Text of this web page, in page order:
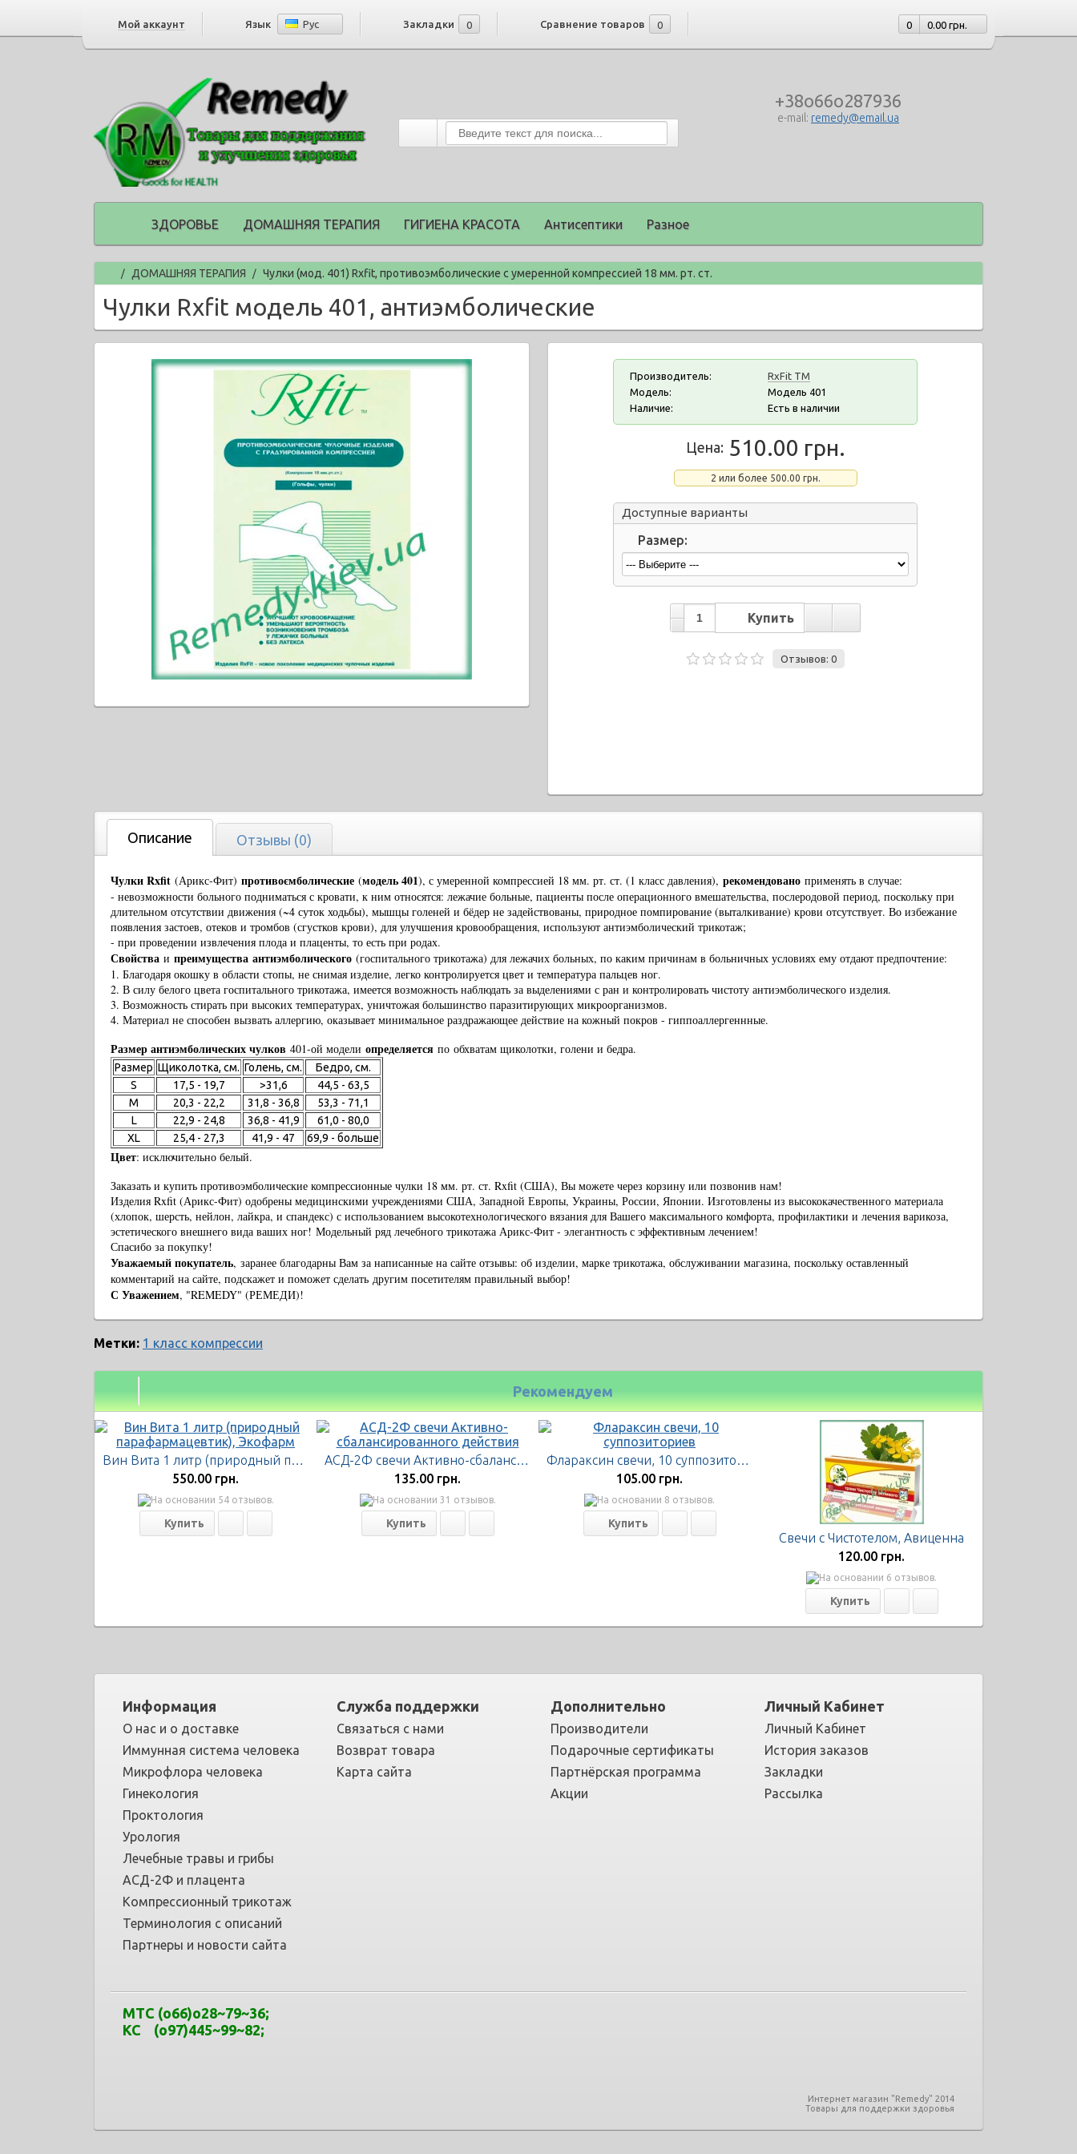
Мой аккаунт Язык Рус Закладки 0 Сравнение товаров 0 0 0.00 грн.
+38o66o287936
e-mail: remedy@email.ua
ЗДОРОВЬЕ ДОМАШНЯЯ ТЕРАПИЯ ГИГИЕНА КРАСОТА Антисептики Разное
Главная
/ ДОМАШНЯЯ ТЕРАПИЯ / Чулки (мод. 401) Rxfit, противоэмболические с умеренной компрессией 18 мм. рт. ст.
Чулки Rxfit модель 401, антиэмболические
Производитель:
RxFit ТМ
Модель:
Модель 401
Наличие:
Есть в наличии
Цена: 510.00 грн.
2 или более 500.00 грн.
Доступные варианты
Размер:
Отзывов: 0
Описание Отзывы (0)
Чулки Rxfit (Арикс-Фит) противоємболические (модель 401), с умеренной компрессией 18 мм. рт. ст. (1 класс давления), рекомендовано применять в случае:
- невозможности больного подниматься с кровати, к ним относятся: лежачие больные, пациенты после операционного вмешательства, послеродовой период, поскольку при
длительном отсутствии движения (~4 суток ходьбы), мышцы голеней и бёдер не задействованы, природное помпирование (выталкивание) крови отсутствует. Во избежание
появления застоев, отеков и тромбов (сгустков крови), для улучшения кровообращения, используют антиэмболический трикотаж;
- при проведении извлечения плода и плаценты, то есть при родах.
Свойства и преимущества антиэмболического (госпитального трикотажа) для лежачих больных, по каким причинам в больничных условиях ему отдают предпочтение:
1. Благодаря окошку в области стопы, не снимая изделие, легко контролируется цвет и температура пальцев ног.
2. В силу белого цвета госпитального трикотажа, имеется возможность наблюдать за выделениями с ран и контролировать чистоту антиэмболического изделия.
3. Возможность стирать при высоких температурах, уничтожая большинство паразитирующих микроорганизмов.
4. Материал не способен вызвать аллергию, оказывает минимальное раздражающее действие на кожный покров - гиппоаллергеннные.
Размер антиэмболических чулков 401-ой модели определяется по обхватам щиколотки, голени и бедра.
Размер Щиколотка, см. Голень, см.
Бедро, см.
S
17,5 - 19,7 >31,6
44,5 - 63,5
M
20,3 - 22,2 31,8 - 36,8
53,3 - 71,1
L
22,9 - 24,8 36,8 - 41,9
61,0 - 80,0
XL
25,4 - 27,3 41,9 - 47 69,9 - больше
Цвет: исключительно белый.
Заказать и купить противоэмболические компрессионные чулки 18 мм. рт. ст. Rxfit (США), Вы можете через корзину или позвонив нам!
Изделия Rxfit (Арикс-Фит) одобрены медицинскими учреждениями США, Западной Европы, Украины, России, Японии. Изготовлены из высококачественного материала
(хлопок, шерсть, нейлон, лайкра, и спандекс) с использованием высокотехнологического вязания для Вашего максимального комфорта, профилактики и лечения варикоза,
эстетического внешнего вида ваших ног! Модельный ряд лечебного трикотажа Арикс-Фит - элегантность с эффективным лечением!
Спасибо за покупку!
Уважаемый покупатель, заранее благодарны Вам за написанные на сайте отзывы: об изделии, марке трикотажа, обслуживании магазина, поскольку оставленный
комментарий на сайте, подскажет и поможет сделать другим посетителям правильный выбор!
С Уважением, "REMEDY" (РЕМЕДИ)!
Метки: 1 класс компрессии
Рекомендуем
Вин Вита 1 литр (природный парафармацевтик), Экофарм
550.00 грн.
АСД-2Ф свечи Активно-сбалансированного действия
135.00 грн.
Флараксин свечи, 10 суппозиториев
105.00 грн.
Свечи с Чистотелом, Авиценна
120.00 грн.
Информация
О нас и о доставке
Иммунная система человека
Микрофлора человека
Гинекология
Проктология
Урология
Лечебные травы и грибы
АСД-2Ф и плацента
Компрессионный трикотаж
Терминология с описаний
Партнеры и новости сайта
Служба поддержки
Связаться с нами
Возврат товара
Карта сайта
Дополнительно
Производители
Подарочные сертификаты
Партнёрская программа
Акции
Личный Кабинет
Личный Кабинет
История заказов
Закладки
Рассылка
МТС (o66)o28~79~36;
КС (o97)445~99~82;
Интернет магазин "Remedy" 2014
Товары для поддержки здоровья